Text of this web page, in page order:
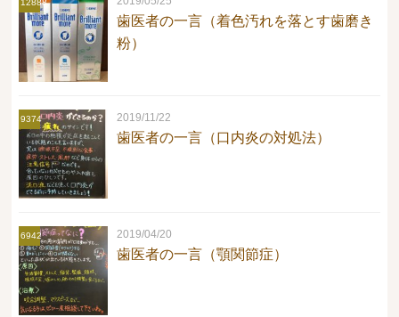
12888
歯医者の一言（着色汚れを落とす歯磨き
粉）
9374 2019/11/22
歯医者の一言（口内炎の対処法）
6942 2019/04/20
歯医者の一言（顎関節症）